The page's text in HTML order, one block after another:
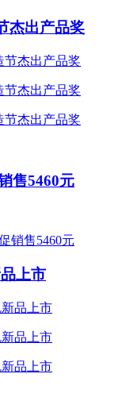
杰出产品奖
售5460元
上市